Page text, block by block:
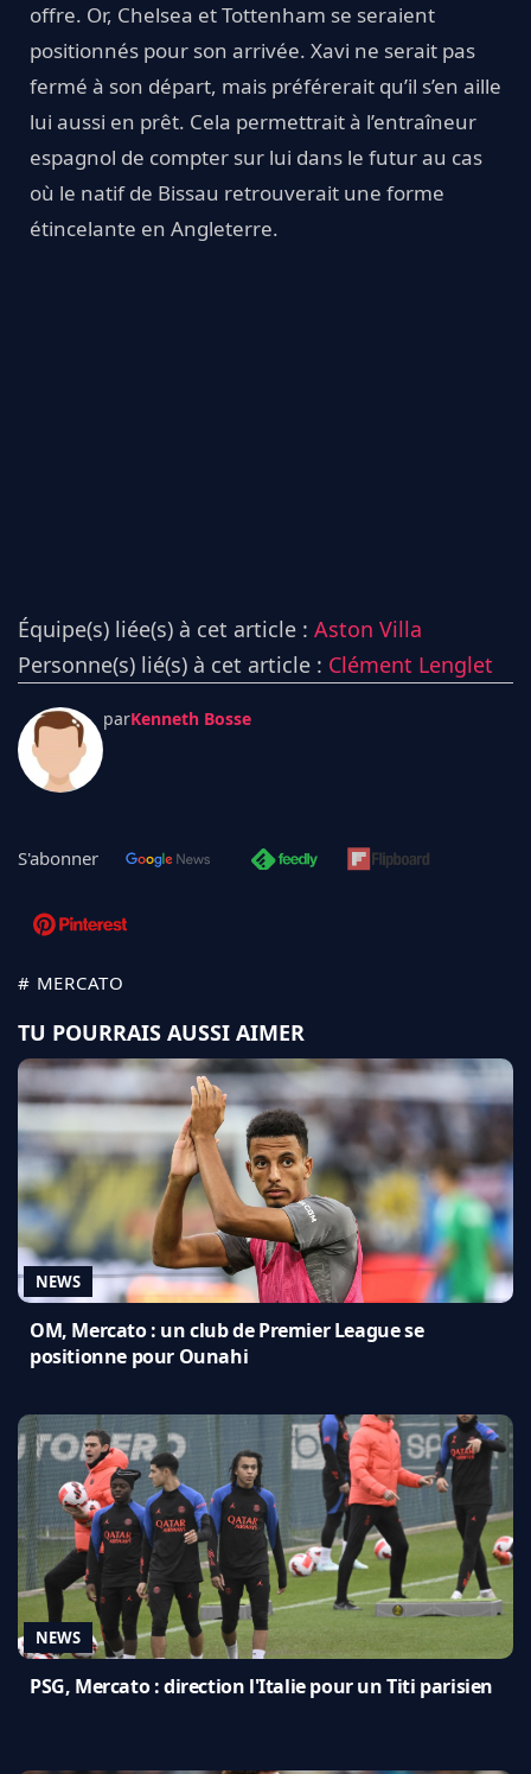
offre. Or, Chelsea et Tottenham se seraient
positionnés pour son arrivée. Xavi ne serait pas
fermé à son départ, mais préférerait qu’il s’en aille
lui aussi en prêt. Cela permettrait à l’entraîneur
espagnol de compter sur lui dans le futur au cas
où le natif de Bissau retrouverait une forme
étincelante en Angleterre.
Équipe(s) liée(s) à cet article : Aston Villa
Personne(s) lié(s) à cet article : Clément Lenglet
parKenneth Bosse
S'abonner
# MERCATO
TU POURRAIS AUSSI AIMER
NEWS
OM, Mercato : un club de Premier League se
positionne pour Ounahi
NEWS
PSG, Mercato : direction l'Italie pour un Titi parisien